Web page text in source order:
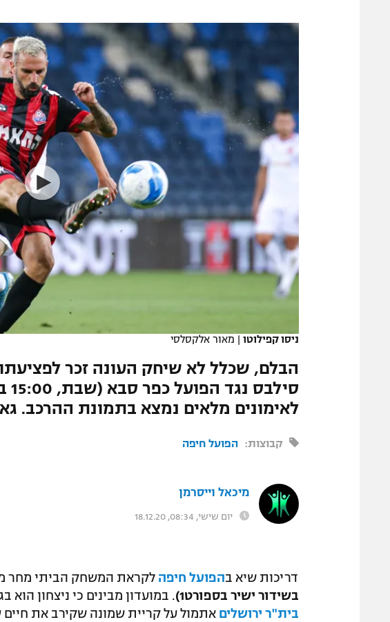
תקנון משתתפים וזוכים בפרסים
תקנון עבור פעילות אלקטרה
תקנון עבור פעילות ספורט 1 – "מרלן"
גיימינג E-Sports
תנאי שימוש
מדיניות פרטיות
תקנון פעילות ספורט 1
רשיון להקרנה פומבית לבית עסק
הצטרפות לחבילת הערוצים
לוח דרושים – ג'ובנט
הפועל תל אביב
הפועל חיפה
הפועל באר שבע
מכבי נתניה
בני יהודה
ניסו קפילוטו | מאור אלקסלסי
לאימונים מלאים נמצא בתמונת ההרכב.
קבוצות: הפועל חיפה
מיכאל וייסרמן
יום שישי, 08:34, 18.12.20
דריכות שיא בהפועל חיפה לקראת המשחק הביתי מחר
בשידור ישיר בספורט1)
. במועדון מבינים כי ניצחון
בית"ר ירושלים אתמול על קריית שמונה שקירב את חיים